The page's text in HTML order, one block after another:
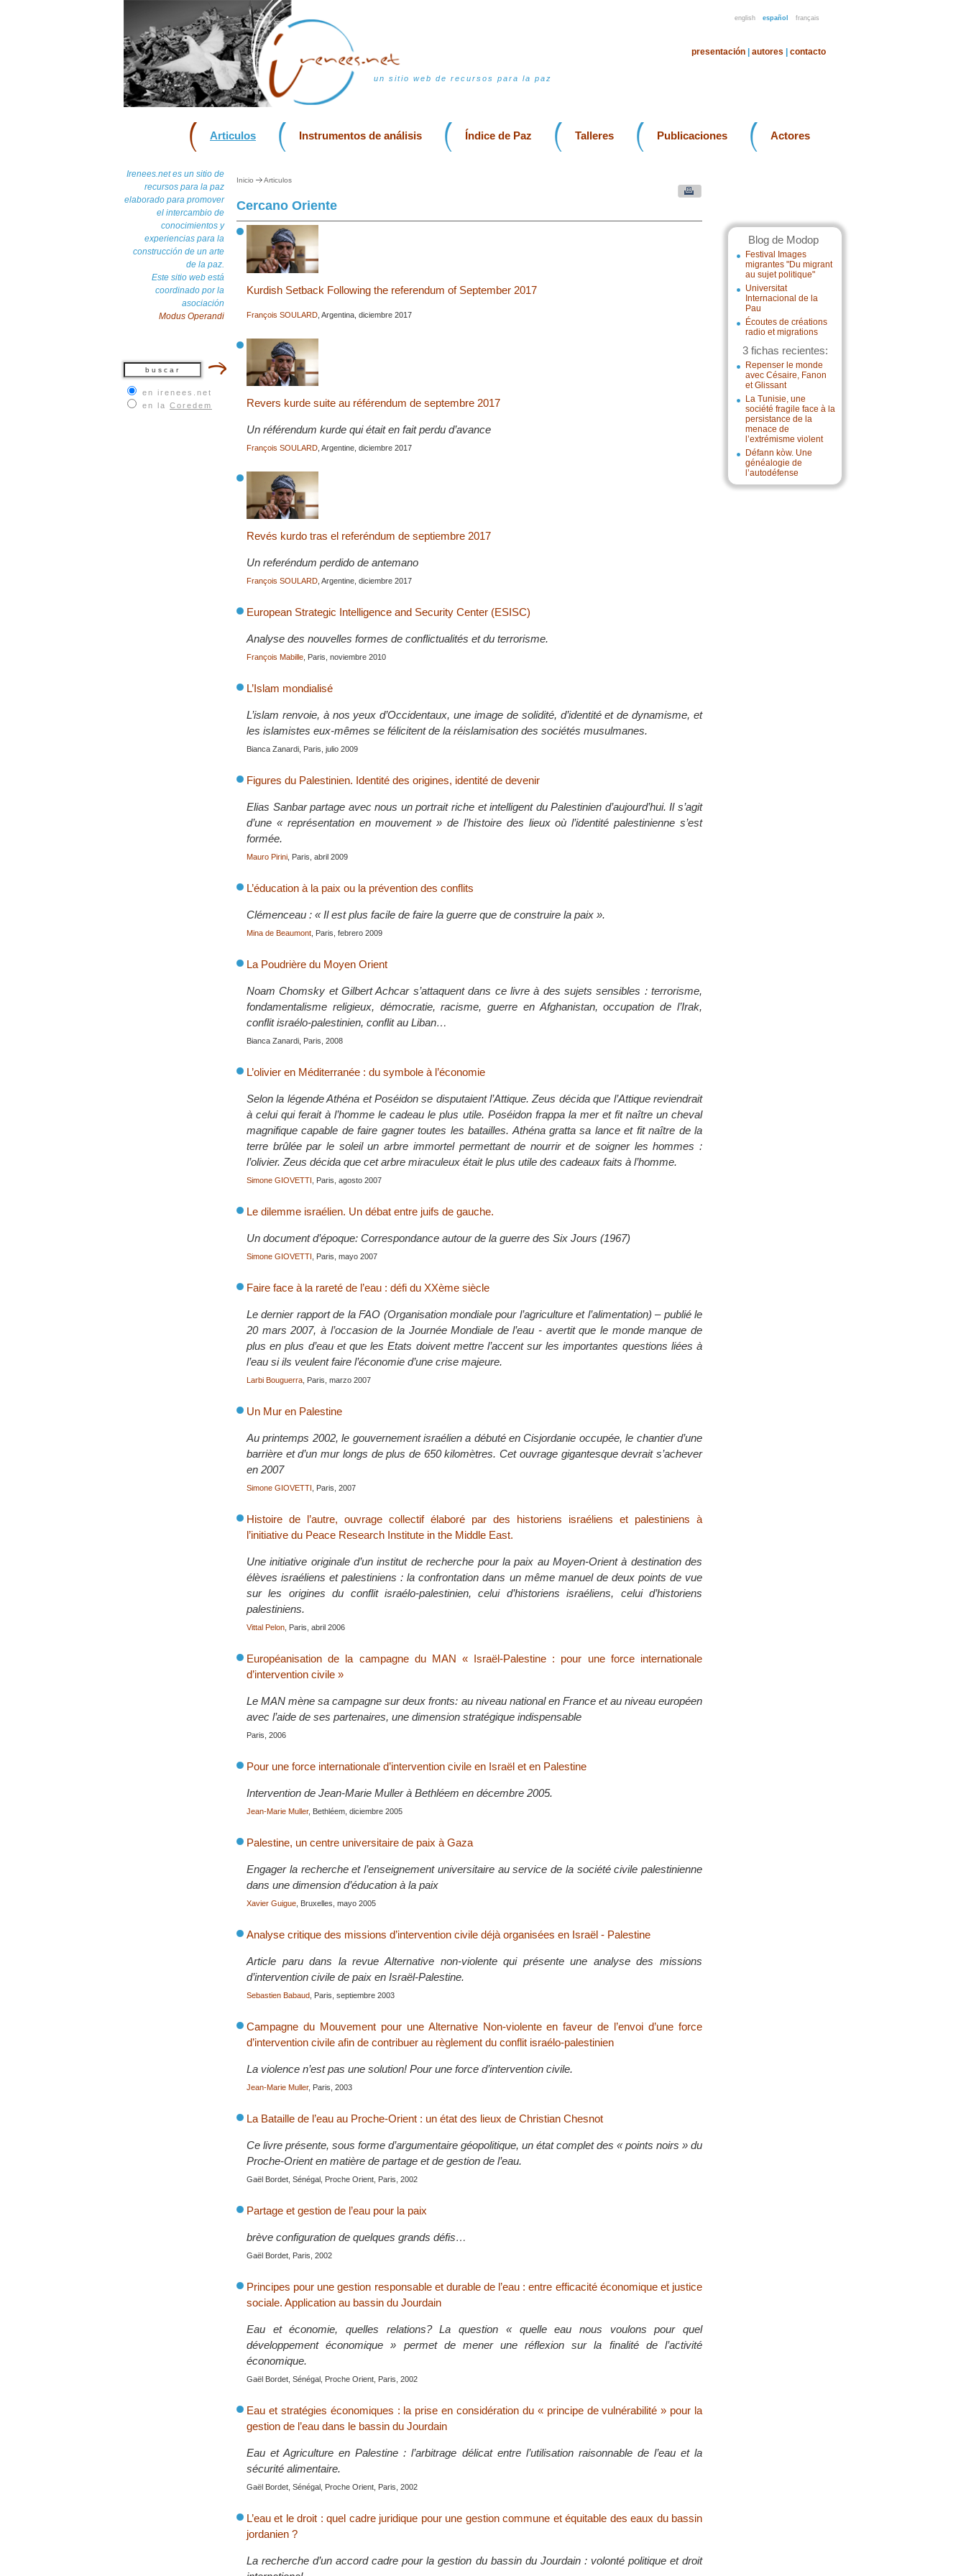
english español français
un sitio web de recursos para la paz
presentación autores contacto
Articulos Instrumentos de análisis Índice de Paz Talleres Publicaciones Actores
Irenees.net es un sitio de
recursos para la paz
elaborado para promover
el intercambio de
conocimientos y
experiencias para la
construcción de un arte
de la paz.
Este sitio web está
coordinado por la
asociación
Modus Operandi
en irenees.net
en la Coredem
Blog de Modop
Festival Images
migrantes "Du migrant
au sujet politique"
Universitat
Internacional de la
Pau
Écoutes de créations
radio et migrations
3 fichas recientes:
Repenser le monde
avec Césaire, Fanon
et Glissant
La Tunisie, une
société fragile face à la
persistance de la
menace de
l’extrémisme violent
Défann kòw. Une
généalogie de
l’autodéfense
Inicio Articulos
Cercano Oriente
Kurdish Setback Following the referendum of September 2017
François SOULARD , Argentina, diciembre 2017
Revers kurde suite au référendum de septembre 2017
Un référendum kurde qui était en fait perdu d’avance
François SOULARD , Argentine, diciembre 2017
Revés kurdo tras el referéndum de septiembre 2017
Un referéndum perdido de antemano
François SOULARD , Argentine, diciembre 2017
European Strategic Intelligence and Security Center (ESISC)
Analyse des nouvelles formes de conflictualités et du terrorisme.
François Mabille , Paris, noviembre 2010
L’Islam mondialisé
L’islam renvoie, à nos yeux d’Occidentaux, une image de solidité, d’identité et de dynamisme, et
les islamistes eux-mêmes se félicitent de la réislamisation des sociétés musulmanes.
Bianca Zanardi, Paris, julio 2009
Figures du Palestinien. Identité des origines, identité de devenir
Elias Sanbar partage avec nous un portrait riche et intelligent du Palestinien d’aujourd’hui. Il s’agit
d’une « représentation en mouvement » de l’histoire des lieux où l’identité palestinienne s’est
formée.
Mauro Pirini , Paris, abril 2009
L’éducation à la paix ou la prévention des conflits
Clémenceau : « Il est plus facile de faire la guerre que de construire la paix ».
Mina de Beaumont , Paris, febrero 2009
La Poudrière du Moyen Orient
Noam Chomsky et Gilbert Achcar s’attaquent dans ce livre à des sujets sensibles : terrorisme,
fondamentalisme religieux, démocratie, racisme, guerre en Afghanistan, occupation de l’Irak,
conflit israélo-palestinien, conflit au Liban…
Bianca Zanardi, Paris, 2008
L’olivier en Méditerranée : du symbole à l’économie
Selon la légende Athéna et Poséidon se disputaient l’Attique. Zeus décida que l’Attique reviendrait
à celui qui ferait à l’homme le cadeau le plus utile. Poséidon frappa la mer et fit naître un cheval
magnifique capable de faire gagner toutes les batailles. Athéna gratta sa lance et fit naître de la
terre brûlée par le soleil un arbre immortel permettant de nourrir et de soigner les hommes :
l’olivier. Zeus décida que cet arbre miraculeux était le plus utile des cadeaux faits à l’homme.
Simone GIOVETTI , Paris, agosto 2007
Le dilemme israélien. Un débat entre juifs de gauche.
Un document d’époque: Correspondance autour de la guerre des Six Jours (1967)
Simone GIOVETTI , Paris, mayo 2007
Faire face à la rareté de l’eau : défi du XXème siècle
Le dernier rapport de la FAO (Organisation mondiale pour l’agriculture et l’alimentation) – publié le
20 mars 2007, à l’occasion de la Journée Mondiale de l’eau - avertit que le monde manque de
plus en plus d’eau et que les Etats doivent mettre l’accent sur les importantes questions liées à
l’eau si ils veulent faire l’économie d’une crise majeure.
Larbi Bouguerra , Paris, marzo 2007
Un Mur en Palestine
Au printemps 2002, le gouvernement israélien a débuté en Cisjordanie occupée, le chantier d’une
barrière et d’un mur longs de plus de 650 kilomètres. Cet ouvrage gigantesque devrait s’achever
en 2007
Simone GIOVETTI , Paris, 2007
Histoire de l’autre, ouvrage collectif élaboré par des historiens israéliens et palestiniens à
l’initiative du Peace Research Institute in the Middle East.
Une initiative originale d’un institut de recherche pour la paix au Moyen-Orient à destination des
élèves israéliens et palestiniens : la confrontation dans un même manuel de deux points de vue
sur les origines du conflit israélo-palestinien, celui d’historiens israéliens, celui d’historiens
palestiniens.
Vittal Pelon , Paris, abril 2006
Européanisation de la campagne du MAN « Israël-Palestine : pour une force internationale
d’intervention civile »
Le MAN mène sa campagne sur deux fronts: au niveau national en France et au niveau européen
avec l’aide de ses partenaires, une dimension stratégique indispensable
Paris, 2006
Pour une force internationale d’intervention civile en Israël et en Palestine
Intervention de Jean-Marie Muller à Bethléem en décembre 2005.
Jean-Marie Muller, Bethléem, diciembre 2005
Palestine, un centre universitaire de paix à Gaza
Engager la recherche et l’enseignement universitaire au service de la société civile palestinienne
dans une dimension d’éducation à la paix
Xavier Guigue , Bruxelles, mayo 2005
Analyse critique des missions d’intervention civile déjà organisées en Israël - Palestine
Article paru dans la revue Alternative non-violente qui présente une analyse des missions
d’intervention civile de paix en Israël-Palestine.
Sebastien Babaud , Paris, septiembre 2003
Campagne du Mouvement pour une Alternative Non-violente en faveur de l’envoi d’une force
d’intervention civile afin de contribuer au règlement du conflit israélo-palestinien
La violence n’est pas une solution! Pour une force d’intervention civile.
Jean-Marie Muller, Paris, 2003
La Bataille de l’eau au Proche-Orient : un état des lieux de Christian Chesnot
Ce livre présente, sous forme d’argumentaire géopolitique, un état complet des « points noirs » du
Proche-Orient en matière de partage et de gestion de l’eau.
Gaël Bordet, Sénégal, Proche Orient, Paris, 2002
Partage et gestion de l’eau pour la paix
brève configuration de quelques grands défis…
Gaël Bordet, Paris, 2002
Principes pour une gestion responsable et durable de l’eau : entre efficacité économique et justice
sociale. Application au bassin du Jourdain
Eau et économie, quelles relations? La question « quelle eau nous voulons pour quel
développement économique » permet de mener une réflexion sur la finalité de l’activité
économique.
Gaël Bordet, Sénégal, Proche Orient, Paris, 2002
Eau et stratégies économiques : la prise en considération du « principe de vulnérabilité » pour la
gestion de l’eau dans le bassin du Jourdain
Eau et Agriculture en Palestine : l’arbitrage délicat entre l’utilisation raisonnable de l’eau et la
sécurité alimentaire.
Gaël Bordet, Sénégal, Proche Orient, Paris, 2002
L’eau et le droit : quel cadre juridique pour une gestion commune et équitable des eaux du bassin
jordanien ?
La recherche d’un accord cadre pour la gestion du bassin du Jourdain : volonté politique et droit